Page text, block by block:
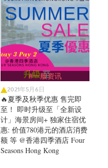
#一般资讯
2021年5月6日
🔥夏季及秋季优惠 售完即
至！ 即时升级至「全新设
计」海景房间+ 独家住宿优
惠: 价值780港元的酒店消费
额 等 @香港四季酒店 Four
Seasons Hong Kong